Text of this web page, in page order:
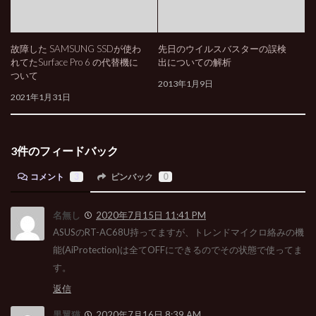
故障した SAMSUNG SSDが使わ
れてたSurface Pro 6 の代替機に
ついて
2021年1月31日
先日のウイルスバスターの誤検
出についての解析
2013年1月9日
3件のフィードバック
コメント ピンバック 0
名無し
2020年7月15日 11:41 PM
ASUSのRT-AC68U持ってますが、トレンドマイクロ絡みの機
能(AiProtection)は全てOFFにできるのでその状態で使ってま
す。
返信